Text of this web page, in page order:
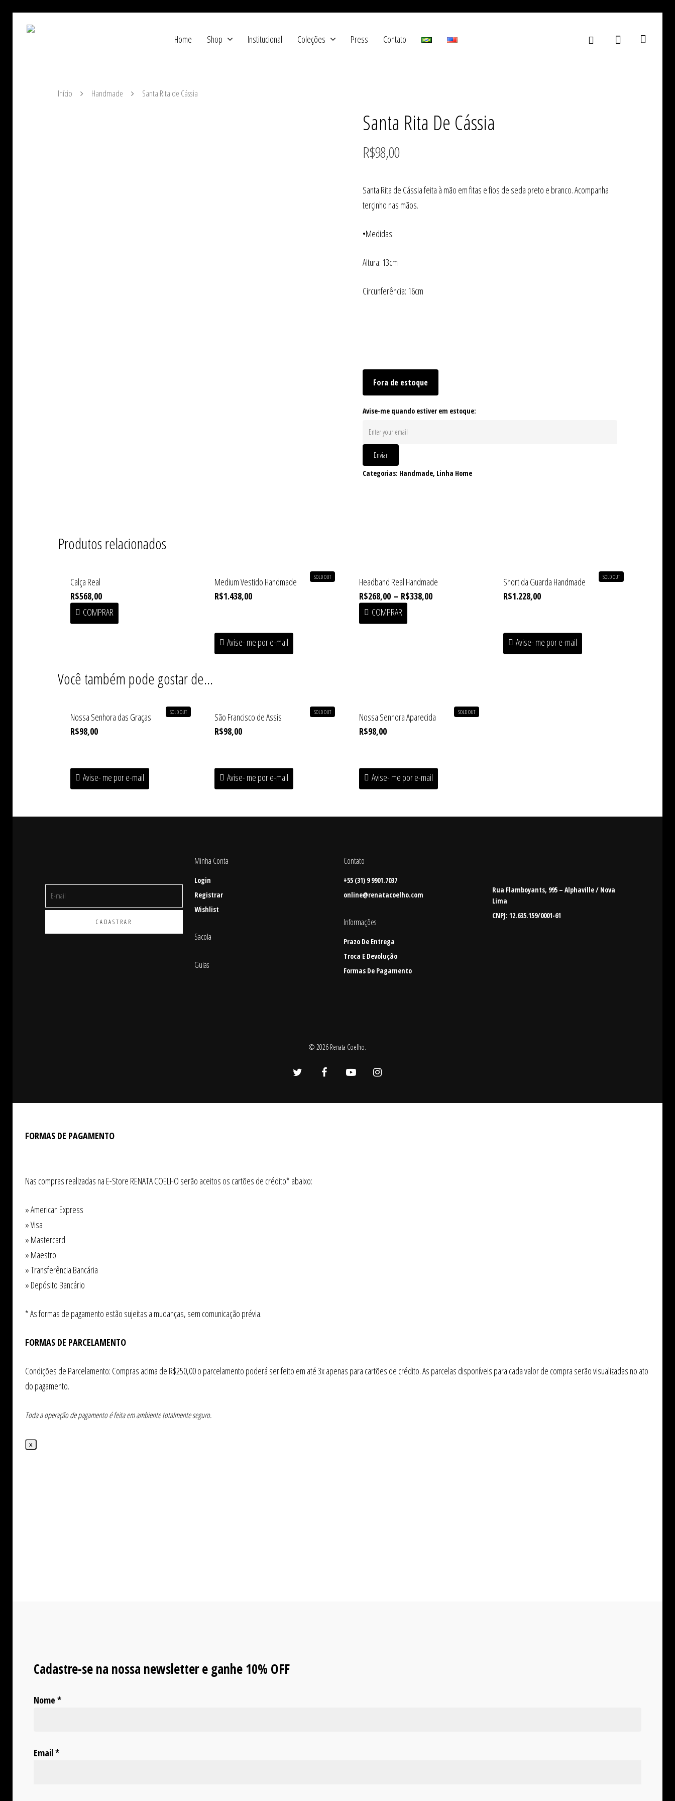
Home Shop Institucional Coleções Press Contato
Início Handmade Santa Rita de Cássia
Santa Rita De Cássia
R$98,00
Santa Rita de Cássia feita à mão em fitas e fios de seda preto e branco. Acompanha
terçinho nas mãos.
•Medidas:
Altura: 13cm
Circunferência: 16cm
Fora de estoque
Avise-me quando estiver em estoque:
Enviar
Categorias: Handmade, Linha Home
Produtos relacionados
Calça Real
R$568,00
COMPRAR
Medium Vestido Handmade
R$1.438,00
Avise- me por e-mail
SOLD OUT
Headband Real Handmade
R$268,00– R$338,00
COMPRAR
Short da Guarda Handmade
R$1.228,00
Avise- me por e-mail
SOLD OUT
Você também pode gostar de…
Nossa Senhora das Graças
R$98,00
Avise- me por e-mail
SOLD OUT
São Francisco de Assis
R$98,00
Avise- me por e-mail
SOLD OUT
Nossa Senhora Aparecida
R$98,00
Avise- me por e-mail
SOLD OUT
Minha Conta
Login
Registrar
Wishlist
Sacola
Guias
Contato
+55 (31) 9 9901.7037
online@renatacoelho.com
Informações
Prazo De Entrega
Troca E Devolução
Formas De Pagamento
Rua Flamboyants, 995 – Alphaville / Nova
Lima
CNPJ: 12.635.159/0001-61
© 2026 Renata Coelho.
FORMAS DE PAGAMENTO
Nas compras realizadas na E-Store RENATA COELHO serão aceitos os cartões de crédito* abaixo:
» American Express
» Visa
» Mastercard
» Maestro
» Transferência Bancária
» Depósito Bancário
* As formas de pagamento estão sujeitas a mudanças, sem comunicação prévia.
FORMAS DE PARCELAMENTO
Condições de Parcelamento: Compras acima de R$250,00 o parcelamento poderá ser feito em até 3x apenas para cartões de crédito. As parcelas disponíveis para cada valor de compra serão visualizadas no ato
do pagamento.
Toda a operação de pagamento é feita em ambiente totalmente seguro.
x
Cadastre-se na nossa newsletter e ganhe 10% OFF
Nome *
Email *